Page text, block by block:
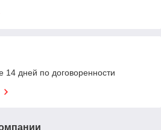
14 дней по договоренности